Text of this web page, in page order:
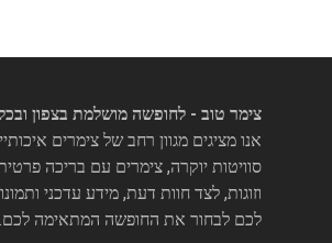
צימר טוב - לחופשה מושלמת בצפון
אנו מציגים מגוון רחב של צימרים
סוויטות יוקרה, צימרים עם בריכה
וזוגות, לצד חוות דעת, מידע עדכני
לכם לבחור את החופשה המתאימה לכם.